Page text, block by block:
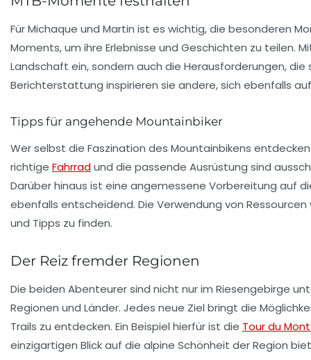
Für Michaque und Martin ist es wichtig, die besonderen
Moments, um ihre Erlebnisse und Geschichten zu teilen.
Landschaft ein, sondern auch die Herausforderungen, die
Berichterstattung inspirieren sie andere, sich ebenfalls
Tipps für angehende Mountainbiker
Wer selbst die Faszination des Mountainbikens
richtige Fahrradund die passende Ausrüstung sind
Darüber hinaus ist eine angemessene Vorbereitung auf
ebenfalls entscheidend. Die Verwendung von
und Tipps zu finden.
Der Reiz fremder Regionen
Die beiden Abenteurer sind nicht nur im Riesengebirge
Regionen und Länder. Jedes neue Ziel bringt die
Trails zu entdecken. Ein Beispiel hierfür ist die Tour du
einzigartigen Blick auf die alpine Schönheit der Region